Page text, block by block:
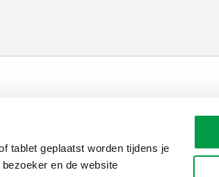
tablet geplaatst worden tijdens je
en de website
& logo'sKlachten, meldingen &